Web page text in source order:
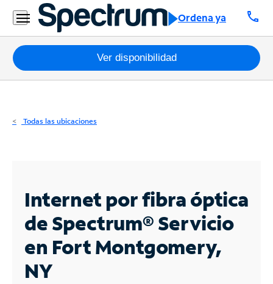
Ordena ya call
Residencial
Business
Paquetes
Internet
Business
Contáctanos
Inglés
Ver disponibilidad
Todas las ubicaciones
Internet por fibra óptica
de Spectrum®Servicio
en Fort Montgomery,
NY